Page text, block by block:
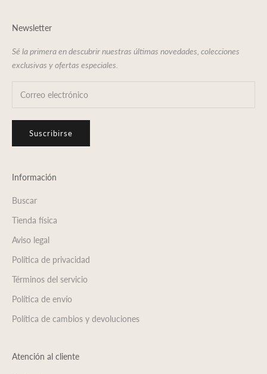
Newsletter
Sé la primera en descubrir nuestras últimas novedades, colecciones
exclusivas y ofertas especiales.
Suscribirse
Información
Buscar
Tienda física
Aviso legal
Política de privacidad
Términos del servicio
Política de envío
Política de cambios y devoluciones
Atención al cliente